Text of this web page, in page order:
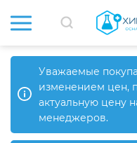
Уважаемые
изменением цен,
актуальную цену
менеджеров.